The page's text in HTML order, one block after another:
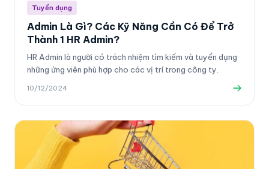
Tuyển dụng
Admin Là Gì? Các Kỹ Năng Cần Có Để Trở
Thành 1 HR Admin?
HR Admin là người có trách nhiệm tìm kiếm và tuyển dụng
những ứng viên phù hợp cho các vị trí trong công ty.
10/12/2024